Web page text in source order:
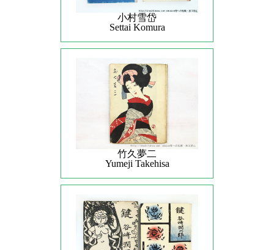
小村雪岱
Settai Komura
竹久夢二
Yumeji Takehisa